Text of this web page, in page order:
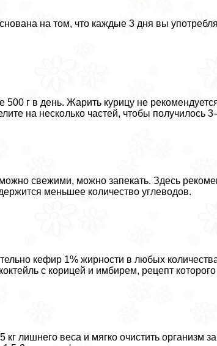
на том, что каждые 3 дня вы
г в день. Жарить курицу не
на несколько частей, чтобы получилось
свежими, можно запекать. Здесь
меньшее количество углеводов.
кефир 1% жирности в любых
с корицей и имбирем, рецепт
лишнего веса и мягко очистить организм